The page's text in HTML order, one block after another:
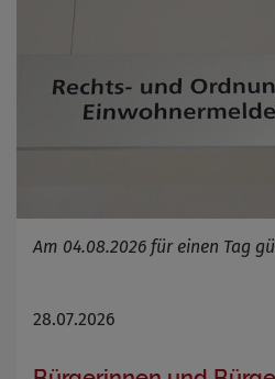
Am 04.08.2026 für einen Tag
28.07.2026
Cookie Laufzeit